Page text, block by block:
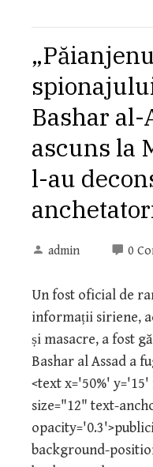
Bashar al-
ascuns la
l-au
admin 0
Un fost oficial de
informații siriene,
și masacre, a fost
Bashar al Assad a
<text x='50%'
size="12" text-
background-